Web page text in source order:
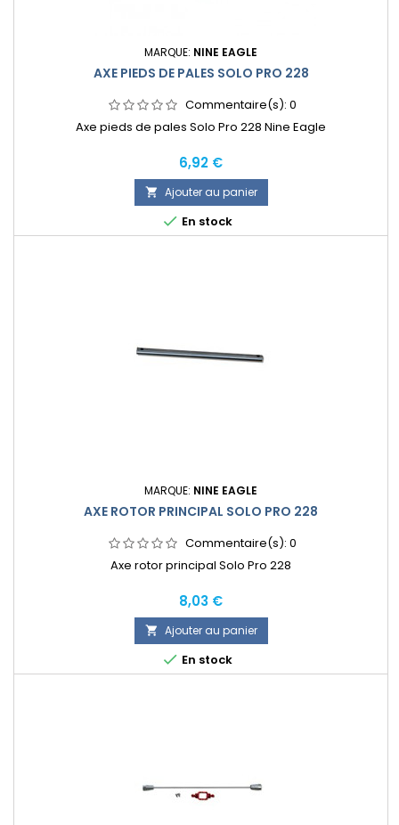
MARQUE: NINE EAGLE
AXE PIEDS DE PALES SOLO PRO 228
Commentaire(s): 0
Axe pieds de pales Solo Pro 228 Nine Eagle
Prix
6,92 €
 Ajouter au panier
 En stock
MARQUE: NINE EAGLE
AXE ROTOR PRINCIPAL SOLO PRO 228
Commentaire(s): 0
Axe rotor principal Solo Pro 228
Prix
8,03 €
 Ajouter au panier
 En stock